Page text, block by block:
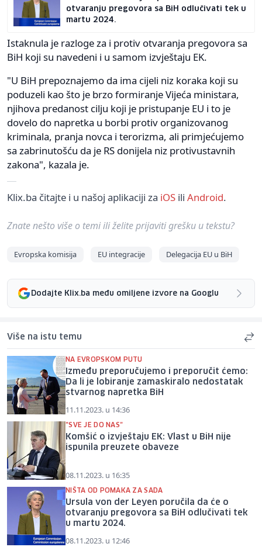
otvaranju pregovora sa BiH odlučivati tek u
martu 2024.
Istaknula je razloge za i protiv otvaranja pregovora sa
BiH koji su navedeni i u samom izvještaju EK.
"U BiH prepoznajemo da ima cijeli niz koraka koji su
poduzeli kao što je brzo formiranje Vijeća ministara,
njihova predanost cilju koji je pristupanje EU i to je
dovelo do napretka u borbi protiv organizovanog
kriminala, pranja novca i terorizma, ali primjećujemo
sa zabrinutošću da je RS donijela niz protivustavnih
zakona", kazala je.
Klix.ba čitajte i u našoj aplikaciji za iOS ili Android.
Znate nešto više o temi ili želite prijaviti grešku u tekstu?
Evropska komisija EU integracije Delegacija EU u BiH
Dodajte Klix.ba među omiljene izvore na Googlu
Više na istu temu
NA EVROPSKOM PUTU
Između preporučujemo i preporučit ćemo:
Da li je lobiranje zamaskiralo nedostatak
stvarnog napretka BiH
11.11.2023. u 14:36
"SVE JE DO NAS"
Komšić o izvještaju EK: Vlast u BiH nije
ispunila preuzete obaveze
08.11.2023. u 16:35
NIŠTA OD POMAKA ZA SADA
Ursula von der Leyen poručila da će o
otvaranju pregovora sa BiH odlučivati tek
u martu 2024.
08.11.2023. u 12:46